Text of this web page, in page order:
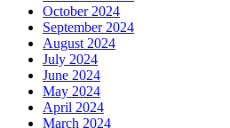
October 2024
September 2024
August 2024
July 2024
June 2024
May 2024
April 2024
March 2024